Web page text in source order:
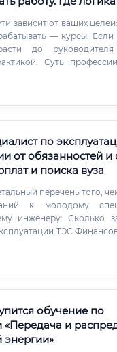
зависит от ваших
— курсы. Если
до
Суть
— это
по
от обязанностей и
и поиска вуза
перечень того,
к молодому
зарабатывают
ТЭС
Доход
обучение по
«Передача и
энергии»